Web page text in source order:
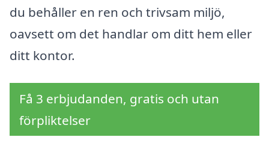
du behåller en ren och trivsam miljö,
oavsett om det handlar om ditt hem eller
ditt kontor.
Få 3 erbjudanden, gratis och utan
förpliktelser